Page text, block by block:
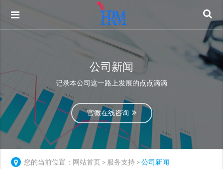
公司新闻
记录本公司这一路上发展的点点滴滴
官微在线咨询
您的当前位置： 网站首页 > 服务支持 >公司新闻